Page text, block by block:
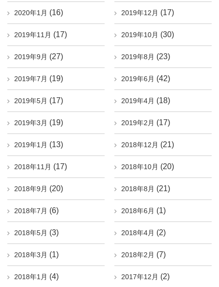
2020年1月 (16) 2019年12月 (17)
2019年11月 (17) 2019年10月 (30)
2019年9月 (27) 2019年8月 (23)
2019年7月 (19) 2019年6月 (42)
2019年5月 (17) 2019年4月 (18)
2019年3月 (19) 2019年2月 (17)
2019年1月 (13) 2018年12月 (21)
2018年11月 (17) 2018年10月 (20)
2018年9月 (20) 2018年8月 (21)
2018年7月 (6) 2018年6月 (1)
2018年5月 (3) 2018年4月 (2)
2018年3月 (1) 2018年2月 (7)
2018年1月 (4) 2017年12月 (2)